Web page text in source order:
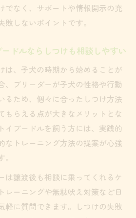
でなく、サポートや情報開示の充
しないポイントです。
ドルならしつけも相談しやすい
は、子犬の時期から始めることが
、ブリーダーが子犬の性格や行動
るため、個々に合ったしつけ方法
もらえる点が大きなメリットとな
イプードルを飼う方には、実践的
なトレーニング方法の提案が心強
は譲渡後も相談に乗ってくれるケ
レーニングや無駄吠え対策など日
軽に質問できます。しつけの失敗